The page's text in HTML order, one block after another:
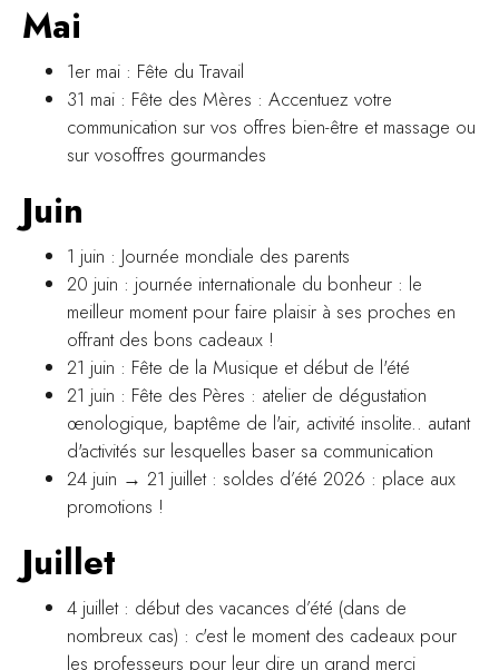
Mai
1er mai : Fête du Travail
31 mai : Fête des Mères : Accentuez votre
communication sur vos offres bien-être et massage ou
sur vosoffres gourmandes
Juin
1 juin : Journée mondiale des parents
20 juin : journée internationale du bonheur : le
meilleur moment pour faire plaisir à ses proches en
offrant des bons cadeaux !
21 juin : Fête de la Musique et début de l'été
21 juin : Fête des Pères : atelier de dégustation
œnologique, baptême de l'air, activité insolite.. autant
d'activités sur lesquelles baser sa communication
24 juin → 21 juillet : soldes d’été 2026 : place aux
promotions !
Juillet
4 juillet : début des vacances d’été (dans de
nombreux cas) : c'est le moment des cadeaux pour
les professeurs pour leur dire un grand merci